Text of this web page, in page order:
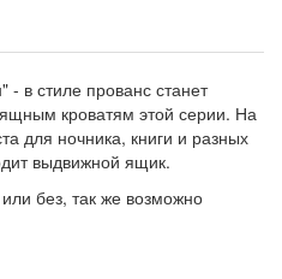
- в стиле прованс станет
кроватям этой серии. На
для ночника, книги и разных
выдвижной ящик.
без, так же возможно